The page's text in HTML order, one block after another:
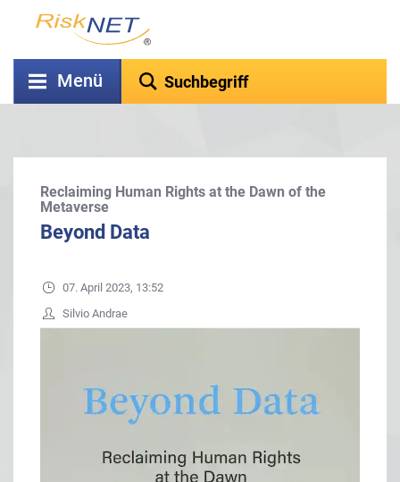
Menü
Reclaiming Human Rights at the Dawn of the
Metaverse
Beyond Data
07. April 2023, 13:52
Silvio Andrae